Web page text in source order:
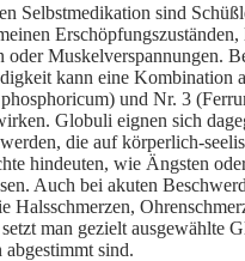
Selbstmedikation sind
Erschöpfungszuständen,
oder Muskelverspannungen.
kann eine Kombination
und Nr. 3
Globuli eignen sich
die auf körperlich-
hindeuten, wie Ängsten
Auch bei akuten
Halsschmerzen,
man gezielt ausgewählte
abgestimmt sind.